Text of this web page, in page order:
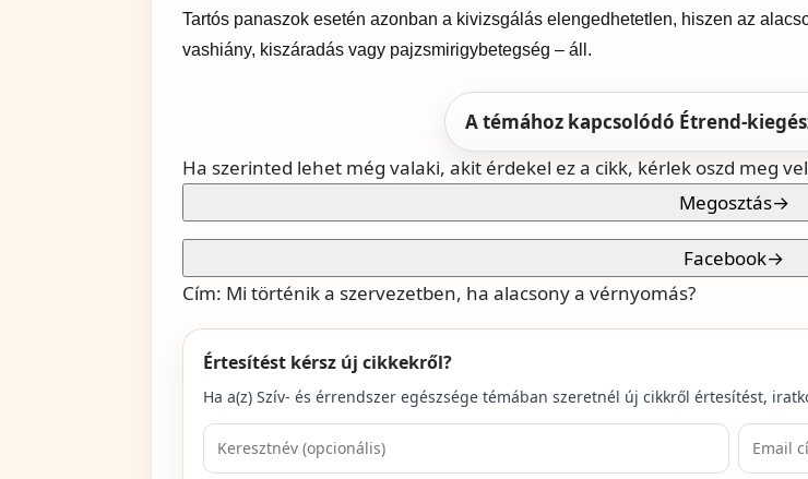
Tartós panaszok esetén azonban a kivizsgálás elengedhetetlen, hiszen az
vashiány, kiszáradás vagy pajzsmirigybetegség – áll.
A témához kapcsolódó Étrend-
Ha szerinted lehet még valaki, akit érdekel ez a cikk, kérlek oszd meg
Megosztás→
Facebook→
Cím: Mi történik a szervezetben, ha alacsony a vérnyomás?
Értesítést kérsz új cikkekről?
Ha a(z) Szív- és érrendszer egészsége témában szeretnél új cikkről értesítést,